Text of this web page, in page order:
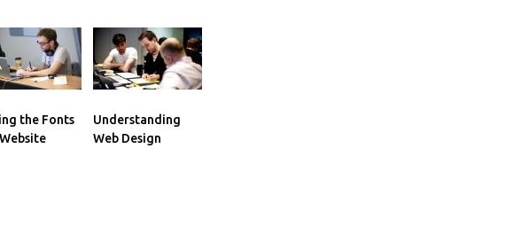
the Fonts
Understanding
Web Design